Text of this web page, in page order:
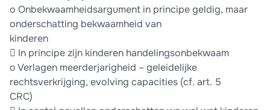
o Onbekwaamheidsargument in principe geldig, maar
onderschatting bekwaamheid van
kinderen
 In principe zijn kinderen handelingsonbekwaam
o Verlagen meerderjarigheid – geleidelijke
rechtsverkrijging, evolving capacities (cf. art. 5
CRC)